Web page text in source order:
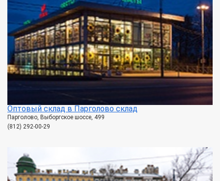
Оптовый склад в Парголово склад
Парголово, Выборгское шоссе, 499
(812) 292-00-29